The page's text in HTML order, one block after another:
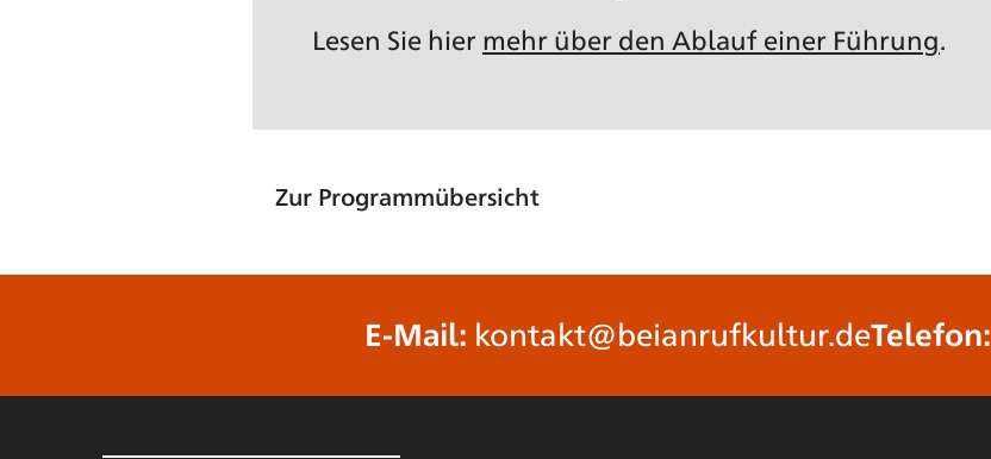
Lesen Sie hier mehr über den Ablauf einer Führung.
Zur Programmübersicht
E-Mail: kontakt@beianrufkultur.deTelefon: